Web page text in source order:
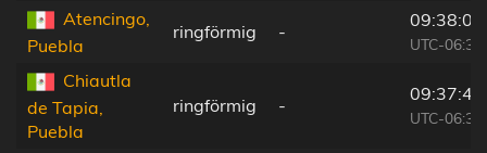
Atencingo,
Puebla
ringförmig -
09:38:06
UTC-06:36
Chiautla
de Tapia,
Puebla
ringförmig -
09:37:42
UTC-06:36